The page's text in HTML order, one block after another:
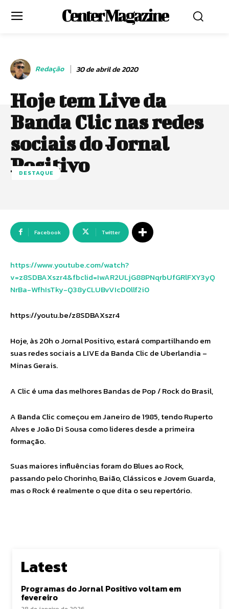
Center Magazine
Redação 30 de abril de 2020
Hoje tem Live da
Banda Clic nas redes
sociais do Jornal
Positivo
DESTAQUE
Facebook Twitter
https://www.youtube.com/watch?
v=z8SDBAXszr4&fbclid=IwAR2ULjG88PNqrbUfGRlFXY3yQ
NrBa-WfhIsTky-Q38yCLUBvVIcD0llf2i0
https://youtu.be/z8SDBAXszr4
Hoje, às 20h o Jornal Positivo, estará compartilhando em
suas redes sociais a LIVE da Banda Clic de Uberlandia –
Minas Gerais.
A Clic é uma das melhores Bandas de Pop / Rock do Brasil,
A Banda Clic começou em Janeiro de 1985, tendo Ruperto
Alves e João Di Sousa como lideres desde a primeira
formação.
Suas maiores influências foram do Blues ao Rock,
passando pelo Chorinho, Baião, Clássicos e Jovem Guarda,
mas o Rock é realmente o que dita o seu repertório.
Latest
Programas do Jornal Positivo voltam em
fevereiro